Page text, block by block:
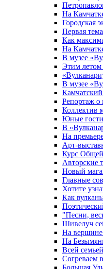
На
Городская
Первая
Как
На
В музее
Этим летом
В музее
Репортаж о
Коллектив
Юные
В
На
Арт-
Курс Общей
Авторские
Новый
Главные
Хотите
Как
"Песни,
Шивелуч
На
На
Всей
Согреваем
Большая